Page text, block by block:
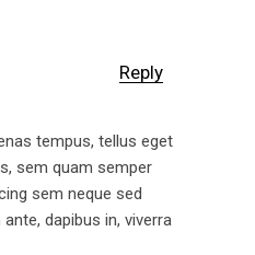
Reply
tempus, tellus eget
sem quam semper
sem neque sed
dapibus in, viverra